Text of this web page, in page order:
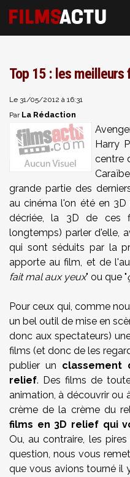
Top 15 : les meilleurs
Le 31/05/2012 à 16:31
Par La Rédaction
Harry
centre
grande partie des
au cinéma l'on été en 3D
décriée, la 3D de ces
longtemps) parler d'elle,
qui sont séduits par la
apporte au film, et de
fait mal aux yeux" ou que "
Pour ceux qui, comme
un bel outil de mise en
donc aux spectateurs)
films (et donc de les
publier un classement
relief. Des films de
animation, à découvrir ou
crème de la crème du
films en 3D relief qui
Ou, au contraire, les
question, nous vous
que vous avions tourné il